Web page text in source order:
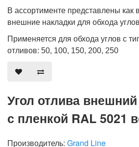
В ассортименте представлены как
внешние накладки для обхода
Применяется для обхода углов с
отливов: 50, 100, 150, 200, 250
Угол отлива
с пленкой RAL 5021
Производитель: Grand Line